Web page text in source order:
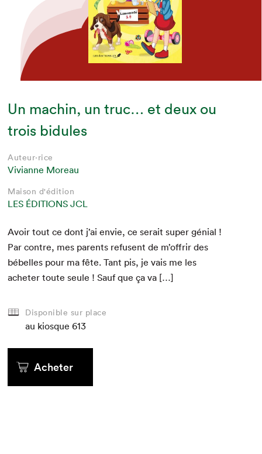
Un machin, un truc… et deux ou
trois bidules
Auteur·rice
Vivianne Moreau
Maison d'édition
LES ÉDITIONS JCL
Avoir tout ce dont j’ai envie, ce serait super génial !
Par con­tre, mes par­ents refusent de m’offrir des
bébelles pour ma fête. Tant pis, je vais me les
acheter toute seule ! Sauf que ça va […]
Disponible sur place
au kiosque 613
Acheter